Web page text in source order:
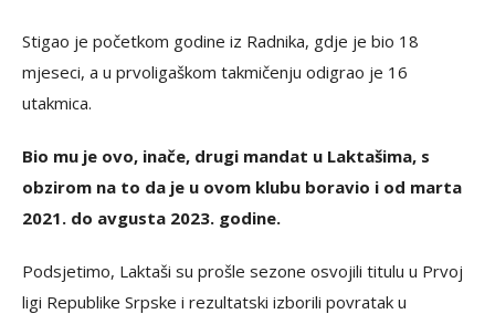
Stigao je početkom godine iz Radnika, gdje je bio 18
mjeseci, a u prvoligaškom takmičenju odigrao je 16
utakmica.
Bio mu je ovo, inače, drugi mandat u Laktašima, s
obzirom na to da je u ovom klubu boravio i od marta
2021. do avgusta 2023. godine.
Podsjetimo, Laktaši su prošle sezone osvojili titulu u Prvoj
ligi Republike Srpske i rezultatski izborili povratak u